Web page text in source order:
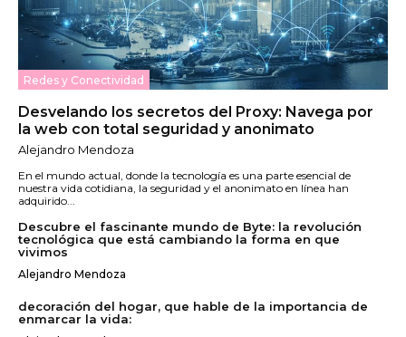
Redes y Conectividad
Desvelando los secretos del Proxy: Navega por
la web con total seguridad y anonimato
Alejandro Mendoza
En el mundo actual, donde la tecnología es una parte esencial de
nuestra vida cotidiana, la seguridad y el anonimato en línea han
adquirido...
Descubre el fascinante mundo de Byte: la revolución
tecnológica que está cambiando la forma en que
vivimos
Alejandro Mendoza
decoración del hogar, que hable de la importancia de
enmarcar la vida: